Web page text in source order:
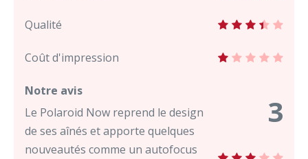
Qualité
Coût d'impression
3
Notre avis
Le Polaroid Now reprend le design
de ses aînés et apporte quelques
nouveautés comme un autofocus